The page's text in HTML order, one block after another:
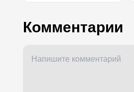
Комментарии